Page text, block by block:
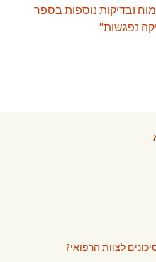
אפשר לקרוא עוד על בדיקת MRI מוח ובדיקות נוספות בספר